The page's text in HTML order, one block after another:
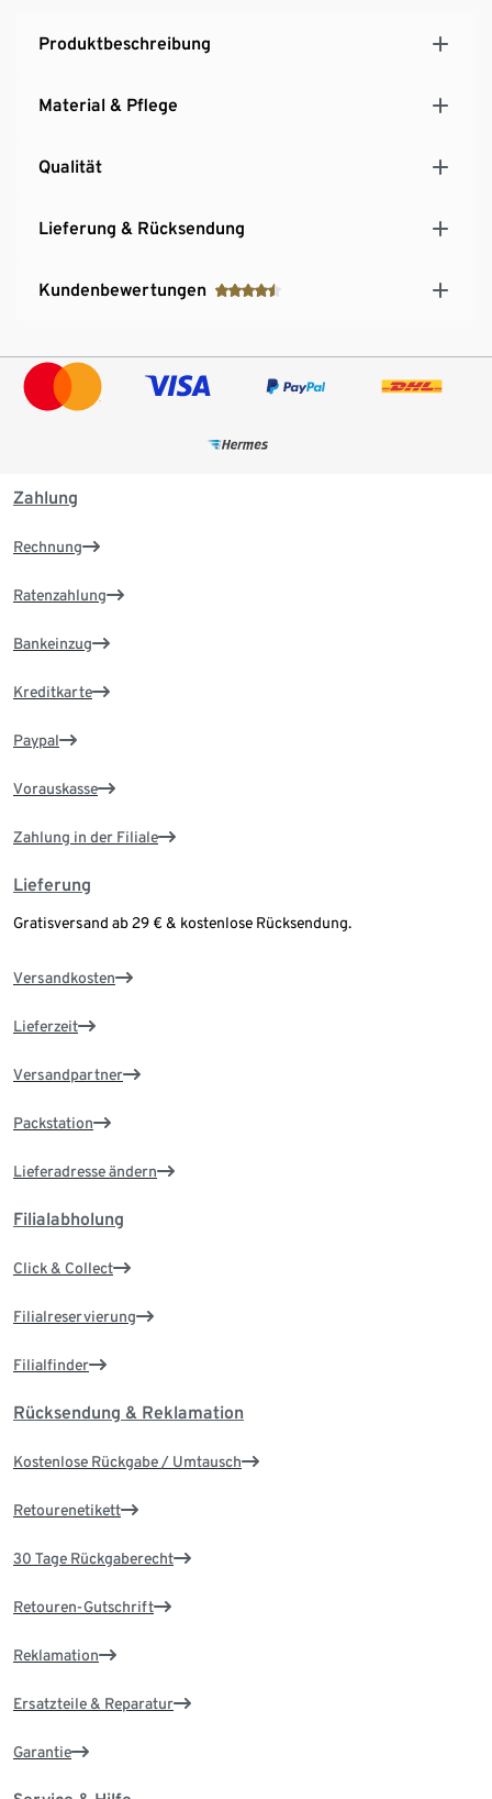
Produktbeschreibung
Material & Pflege
Qualität
Lieferung & Rücksendung
Kundenbewertungen
Zahlung
Rechnung
Ratenzahlung
Bankeinzug
Kreditkarte
Paypal
Vorauskasse
Zahlung in der Filiale
Lieferung
Gratisversand ab 29 € & kostenlose Rücksendung.
Versandkosten
Lieferzeit
Versandpartner
Packstation
Lieferadresse ändern
Filialabholung
Click & Collect
Filialreservierung
Filialfinder
Rücksendung & Reklamation
Kostenlose Rückgabe / Umtausch
Retourenetikett
30 Tage Rückgaberecht
Retouren-Gutschrift
Reklamation
Ersatzteile & Reparatur
Garantie